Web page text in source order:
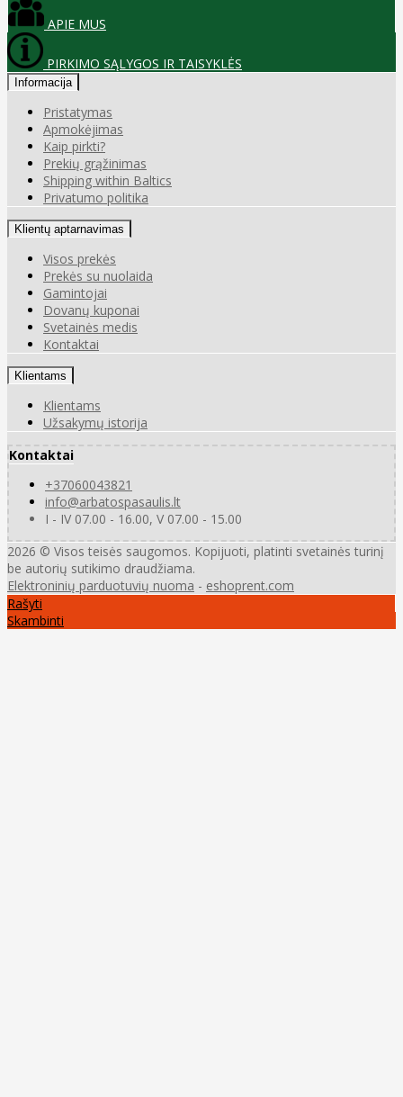
APIE MUS
PIRKIMO SĄLYGOS IR TAISYKLĖS
Informacija
Pristatymas
Apmokėjimas
Kaip pirkti?
Prekių grąžinimas
Shipping within Baltics
Privatumo politika
Klientų aptarnavimas
Visos prekės
Prekės su nuolaida
Gamintojai
Dovanų kuponai
Svetainės medis
Kontaktai
Klientams
Klientams
Užsakymų istorija
Kontaktai
+37060043821
info@arbatospasaulis.lt
I - IV 07.00 - 16.00, V 07.00 - 15.00
2026 © Visos teisės saugomos. Kopijuoti, platinti svetainės turinį
be autorių sutikimo draudžiama.
Elektroninių parduotuvių nuoma - eshoprent.com
Rašyti
Skambinti